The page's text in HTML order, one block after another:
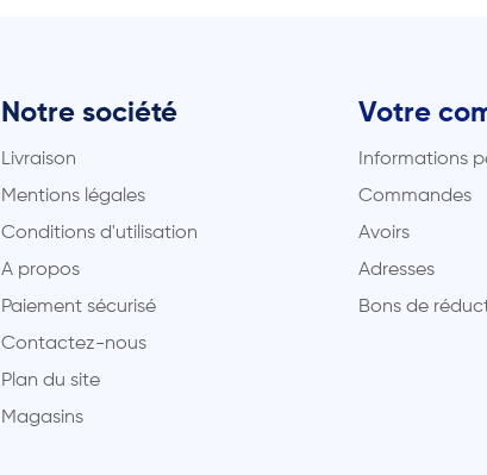
Notre société
Livraison
Mentions légales
Conditions d'utilisation
A propos
Paiement sécurisé
Contactez-nous
Plan du site
Magasins
Votre
Informations
Commandes
Avoirs
Adresses
Bons de